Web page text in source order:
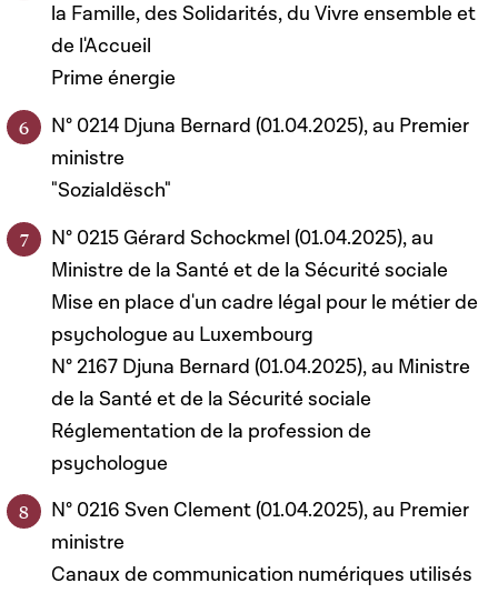
la Famille, des Solidarités, du Vivre ensemble et
de l'Accueil
Prime énergie
N° 0214 Djuna Bernard (01.04.2025), au Premier
ministre
"Sozialdësch"
N° 0215 Gérard Schockmel (01.04.2025), au
Ministre de la Santé et de la Sécurité sociale
Mise en place d'un cadre légal pour le métier de
psychologue au Luxembourg
N° 2167 Djuna Bernard (01.04.2025), au Ministre
de la Santé et de la Sécurité sociale
Réglementation de la profession de
psychologue
N° 0216 Sven Clement (01.04.2025), au Premier
ministre
Canaux de communication numériques utilisés